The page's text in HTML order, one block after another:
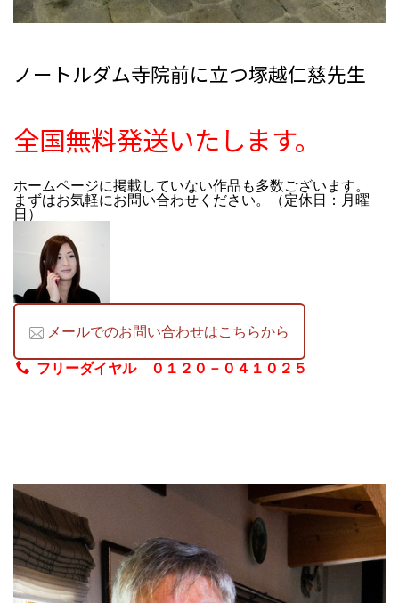
ノートルダム寺院前に立つ塚越仁慈先生
全国無料発送いたします。
ホームページに掲載していない作品も多数ございます。
まずはお気軽にお問い合わせください。（定休日：月曜
日）
メールでのお問い合わせはこちらから
フリーダイヤル ０１２０－０４１０２５